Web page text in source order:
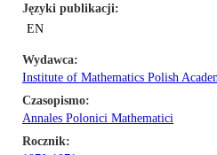
Języki publikacji
EN
Wydawca
Institute of Mathematics Polish
Czasopismo
Annales Polonici Mathematici
Rocznik